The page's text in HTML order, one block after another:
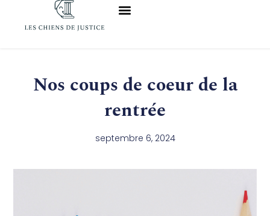
Nos coups de coeur de la
rentrée
septembre 6, 2024